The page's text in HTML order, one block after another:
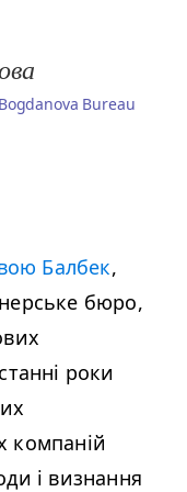
Bureau
Балбек,
бюро,
роки
компаній
і визнання